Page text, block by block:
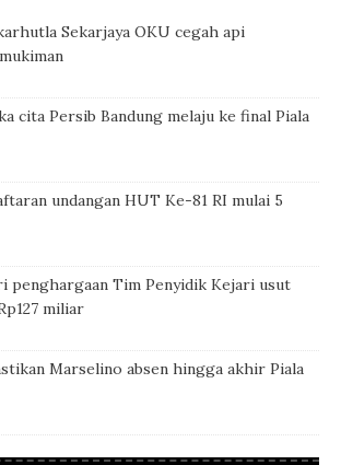
Sekarjaya OKU cegah api
cita Persib Bandung melaju ke final Piala
undangan HUT Ke-81 RI mulai 5
penghargaan Tim Penyidik Kejari usut
miliar
Marselino absen hingga akhir Piala